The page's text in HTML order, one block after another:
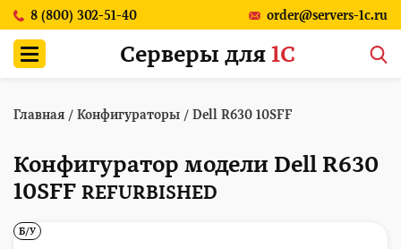
8 (800) 302-51-40 order@servers-1c.ru
Серверы для 1С
Главная / Конфигураторы / Dell R630 10SFF
Конфигуратор модели Dell R630
10SFF REFURBISHED
Б/У